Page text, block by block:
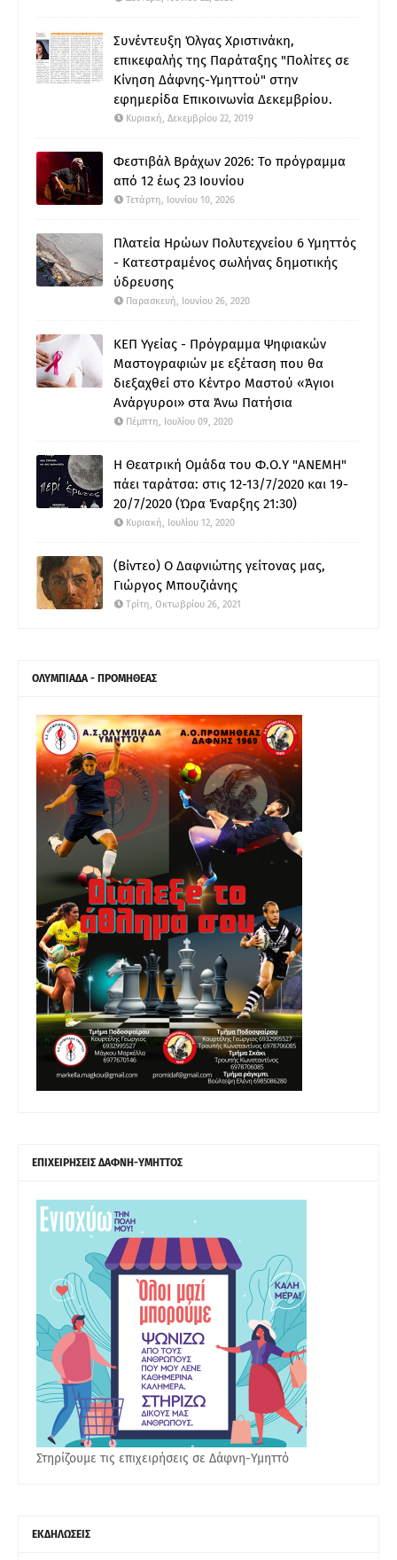
Συνέντευξη Όλγας Χριστινάκη,
επικεφαλής της Παράταξης "Πολίτες σε
Κίνηση Δάφνης-Υμηττού" στην
εφημερίδα Επικοινωνία Δεκεμβρίου.
Κυριακή, Δεκεμβρίου 22, 2019
Φεστιβάλ Βράχων 2026: Το πρόγραμμα
από 12 έως 23 Ιουνίου
Τετάρτη, Ιουνίου 10, 2026
Πλατεία Ηρώων Πολυτεχνείου 6 Υμηττός
- Κατεστραμένος σωλήνας δημοτικής
ύδρευσης
Παρασκευή, Ιουνίου 26, 2020
ΚΕΠ Υγείας - Πρόγραμμα Ψηφιακών
Μαστογραφιών με εξέταση που θα
διεξαχθεί στο Κέντρο Μαστού «Άγιοι
Ανάργυροι» στα Άνω Πατήσια
Πέμπτη, Ιουλίου 09, 2020
Η Θεατρική Ομάδα του Φ.Ο.Υ "ΑΝΕΜΗ"
πάει ταράτσα: στις 12-13/7/2020 και 19-
20/7/2020 (Ώρα Έναρξης 21:30)
Κυριακή, Ιουλίου 12, 2020
(Βίντεο) Ο Δαφνιώτης γείτονας μας,
Γιώργος Μπουζιάνης
Τρίτη, Οκτωβρίου 26, 2021
ΟΛΥΜΠΙΑΔΑ - ΠΡΟΜΗΘΕΑΣ
ΕΠΙΧΕΙΡΗΣΕΙΣ ΔΑΦΝΗ-ΥΜΗΤΤΟΣ
Στηρίζουμε τις επιχειρήσεις σε Δάφνη-Υμηττό
ΕΚΔΗΛΩΣΕΙΣ